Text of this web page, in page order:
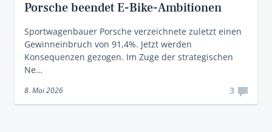
Porsche beendet E-Bike-Ambitionen
Sportwagenbauer Porsche verzeichnete zuletzt einen
Gewinneinbruch von 91,4%. Jetzt werden
Konsequenzen gezogen. Im Zuge der strategischen
Ne…
8. Mai 2026 3